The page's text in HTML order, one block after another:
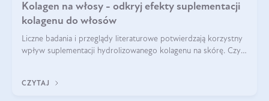
Kolagen na włosy - odkryj efekty suplementacji
kolagenu do włosów
Liczne badania i przeglądy literaturowe potwierdzają korzystny
wpływ suplementacji hydrolizowanego kolagenu na skórę. Czy
CZYTAJ